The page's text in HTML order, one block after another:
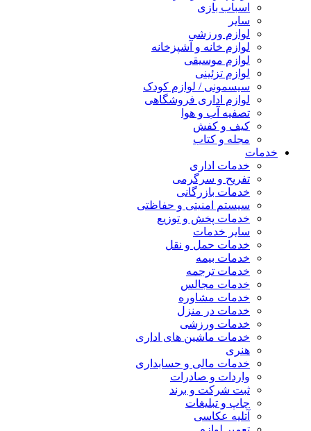
اسباب بازی
سایر
لوازم ورزشی
لوازم خانه و آشپزخانه
لوازم موسیقی
لوازم تزئینی
سیسمونی / لوازم کودک
لوازم اداری فروشگاهی
تصفیه آب و هوا
کیف و کفش
مجله و کتاب
خدمات
خدمات اداری
تفریح و سرگرمی
خدمات بازرگانی
سیستم امنیتی و حفاظتی
خدمات پخش و توزیع
سایر خدمات
خدمات حمل و نقل
خدمات بیمه
خدمات ترجمه
خدمات مجالس
خدمات مشاوره
خدمات در منزل
خدمات ورزشی
خدمات ماشین های اداری
هنری
خدمات مالی و حسابداری
واردات و صادرات
ثبت شرکت و برند
چاپ و تبلیغات
آتلیه عکاسی